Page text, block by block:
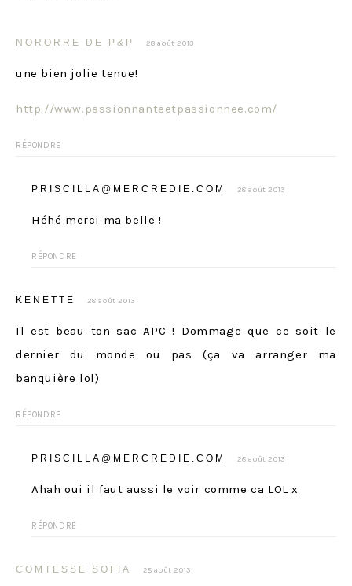
NORORRE DE P&P 28 août 2013
une bien jolie tenue!
http://www.passionnanteetpassionnee.com/
RÉPONDRE
PRISCILLA@MERCREDIE.COM 28 août 2013
Héhé merci ma belle !
RÉPONDRE
KENETTE 28 août 2013
Il est beau ton sac APC ! Dommage que ce soit le
dernier du monde ou pas (ça va arranger ma
banquière lol)
RÉPONDRE
PRISCILLA@MERCREDIE.COM 28 août 2013
Ahah oui il faut aussi le voir comme ca LOL x
RÉPONDRE
COMTESSE SOFIA 28 août 2013